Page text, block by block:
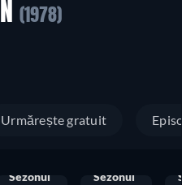
(1978)
Urmărește gratuit
Sezonul
Sezonul